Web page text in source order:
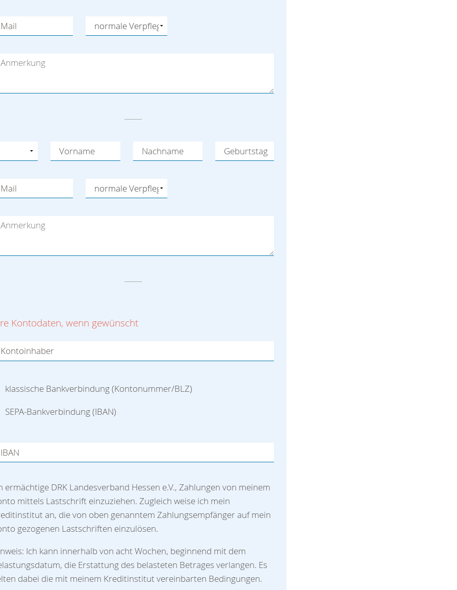
Mail
Vorname Nachname Geburtstag
Mail
Kontodaten, wenn gewünscht
Kontoinhaber
klassische Bankverbindung (Kontonummer/BLZ)
SEPA-Bankverbindung (IBAN)
IBAN
ermächtige DRK Landesverband Hessen e.V., Zahlungen von meinem
mittels Lastschrift einzuziehen. Zugleich weise ich mein
an, die von oben genanntem Zahlungsempfänger auf mein
gezogenen Lastschriften einzulösen.
Ich kann innerhalb von acht Wochen, beginnend mit dem
die Erstattung des belasteten Betrages verlangen. Es
dabei die mit meinem Kreditinstitut vereinbarten Bedingungen.